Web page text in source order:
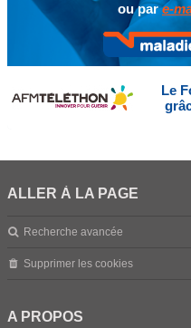
ou pare-
Le
ALLER À LA PAGE
Recherche avancée
Supprimer les cookies
A PROPOS